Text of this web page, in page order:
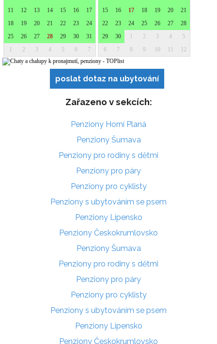
poslat dotaz na ubytování
Zařazeno v sekcích:
Penziony Horní Planá
Penziony Šumava
Penziony pro rodiny s dětmi
Penziony pro páry
Penziony pro cyklisty
Penziony s ubytováním se psem
Penziony Lipensko
Penziony Českokrumlovsko
Penziony Šumava
Penziony pro rodiny s dětmi
Penziony pro páry
Penziony pro cyklisty
Penziony s ubytováním se psem
Penziony Lipensko
Penziony Českokrumlovsko